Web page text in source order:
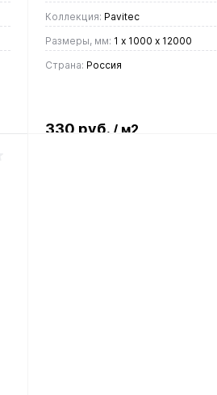
Коллекция: Pavitec
Размеры, мм: 1 х 1000 х 12000
Страна: Россия
330 руб. / м2